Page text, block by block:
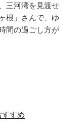
三河湾を見渡せ
根」さんで、ゆ
間の過ごし方が
すめ